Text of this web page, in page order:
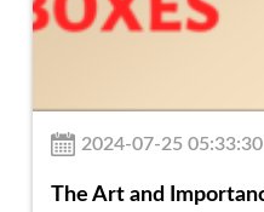
2024-07-25 05:33:30